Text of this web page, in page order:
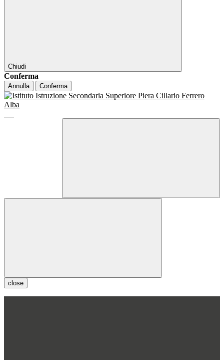
Chiudi
Conferma
Annulla Conferma
close